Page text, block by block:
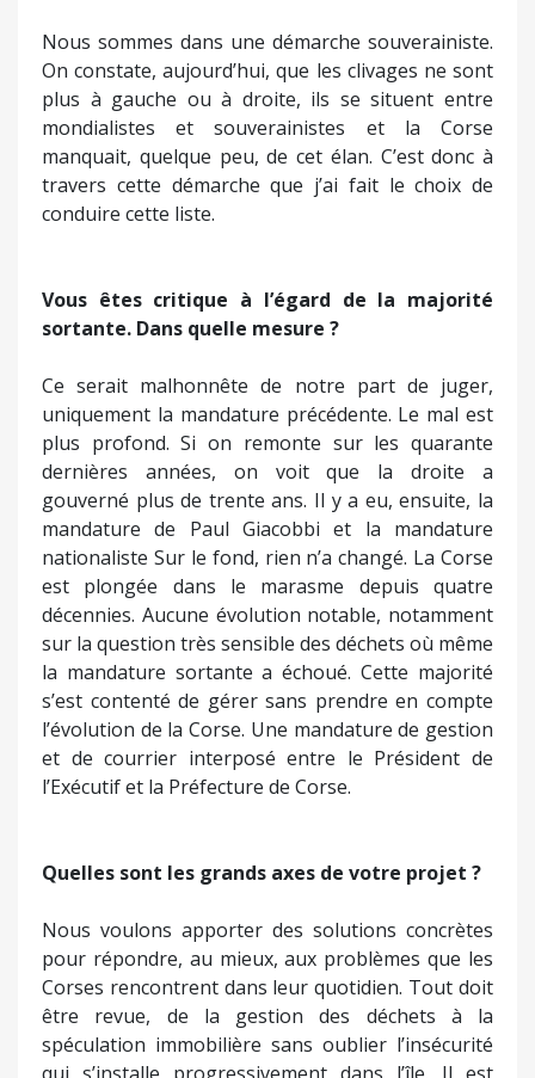
Nous sommes dans une démarche souverainiste.
On constate, aujourd’hui, que les clivages ne sont
plus à gauche ou à droite, ils se situent entre
mondialistes et souverainistes et la Corse
manquait, quelque peu, de cet élan. C’est donc à
travers cette démarche que j’ai fait le choix de
conduire cette liste.
Vous êtes critique à l’égard de la majorité
sortante. Dans quelle mesure ?
Ce serait malhonnête de notre part de juger,
uniquement la mandature précédente. Le mal est
plus profond. Si on remonte sur les quarante
dernières années, on voit que la droite a
gouverné plus de trente ans. Il y a eu, ensuite, la
mandature de Paul Giacobbi et la mandature
nationaliste Sur le fond, rien n’a changé. La Corse
est plongée dans le marasme depuis quatre
décennies. Aucune évolution notable, notamment
sur la question très sensible des déchets où même
la mandature sortante a échoué. Cette majorité
s’est contenté de gérer sans prendre en compte
l’évolution de la Corse. Une mandature de gestion
et de courrier interposé entre le Président de
l’Exécutif et la Préfecture de Corse.
Quelles sont les grands axes de votre projet ?
Nous voulons apporter des solutions concrètes
pour répondre, au mieux, aux problèmes que les
Corses rencontrent dans leur quotidien. Tout doit
être revue, de la gestion des déchets à la
spéculation immobilière sans oublier l’insécurité